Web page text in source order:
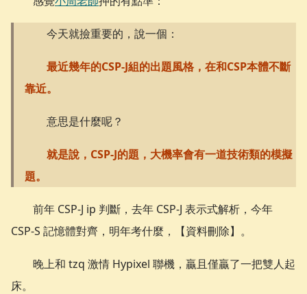
今天就撿重要的，說一個：
最近幾年的CSP-J組的出題風格，在和CSP本體不斷
靠近。
意思是什麼呢？
就是說，CSP-J的題，大機率會有一道技術類的模擬
題。
前年 CSP-J ip 判斷，去年 CSP-J 表示式解析，今年
CSP-S 記憶體對齊，明年考什麼，【資料刪除】。
晚上和 tzq 激情 Hypixel 聯機，贏且僅贏了一把雙人起
床。